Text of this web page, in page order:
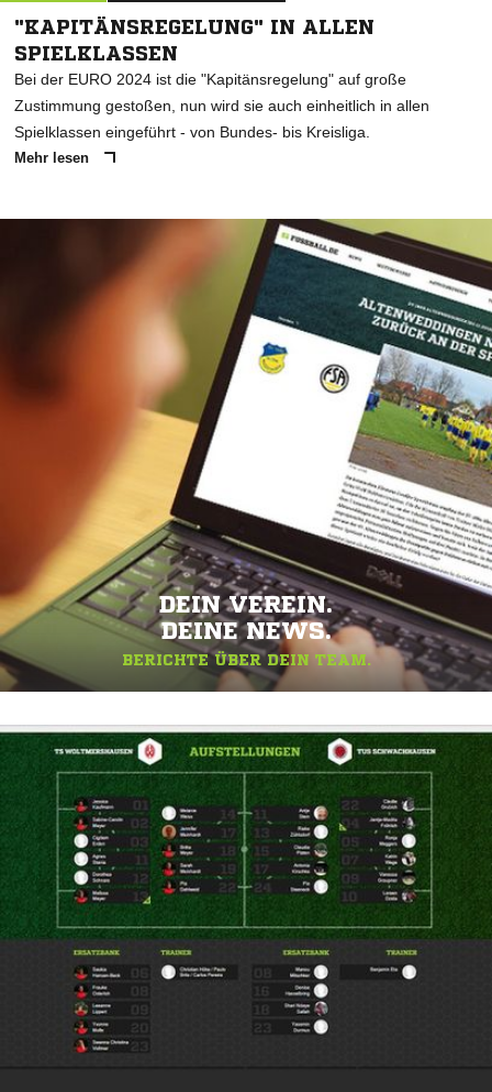
"KAPITÄNSREGELUNG" IN ALLEN
SPIELKLASSEN
Bei der EURO 2024 ist die "Kapitänsregelung" auf große
Zustimmung gestoßen, nun wird sie auch einheitlich in allen
Spielklassen eingeführt - von Bundes- bis Kreisliga.
Mehr lesen
DEIN VEREIN.
DEINE NEWS.
BERICHTE ÜBER DEIN TEAM.